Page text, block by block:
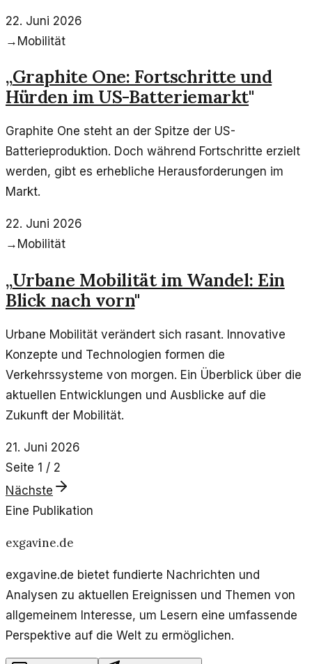
22. Juni 2026
→ Mobilität
„Graphite One: Fortschritte und
Hürden im US-Batteriemarkt"
Graphite One steht an der Spitze der US-
Batterieproduktion. Doch während Fortschritte erzielt
werden, gibt es erhebliche Herausforderungen im
Markt.
22. Juni 2026
→ Mobilität
„Urbane Mobilität im Wandel: Ein
Blick nach vorn"
Urbane Mobilität verändert sich rasant. Innovative
Konzepte und Technologien formen die
Verkehrssysteme von morgen. Ein Überblick über die
aktuellen Entwicklungen und Ausblicke auf die
Zukunft der Mobilität.
21. Juni 2026
Seite 1 / 2
Nächste
Eine Publikation
exgavine.de
exgavine.de bietet fundierte Nachrichten und
Analysen zu aktuellen Ereignissen und Themen von
allgemeinem Interesse, um Lesern eine umfassende
Perspektive auf die Welt zu ermöglichen.